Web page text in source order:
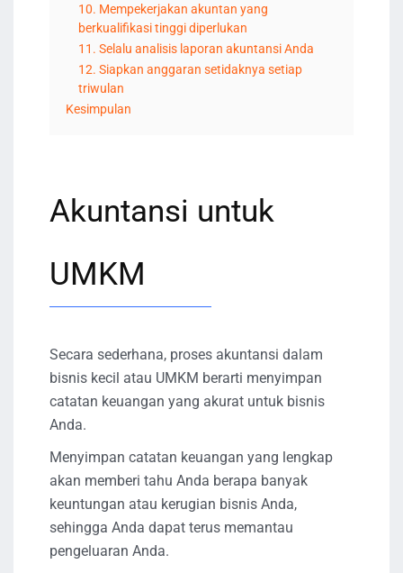
10. Mempekerjakan akuntan yang
berkualifikasi tinggi diperlukan
11. Selalu analisis laporan akuntansi Anda
12. Siapkan anggaran setidaknya setiap
triwulan
Kesimpulan
Akuntansi untuk
UMKM
Secara sederhana, proses akuntansi dalam
bisnis kecil atau UMKM berarti menyimpan
catatan keuangan yang akurat untuk bisnis
Anda.
Menyimpan catatan keuangan yang lengkap
akan memberi tahu Anda berapa banyak
keuntungan atau kerugian bisnis Anda,
sehingga Anda dapat terus memantau
pengeluaran Anda.